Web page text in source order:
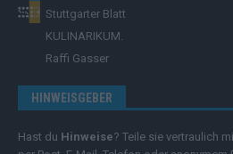
Stuttgarter Blatt
KULINARIKUM.
Raffi Gasser
HINWEISGEBER
Hast du Hinweise? Teile sie vertraulich